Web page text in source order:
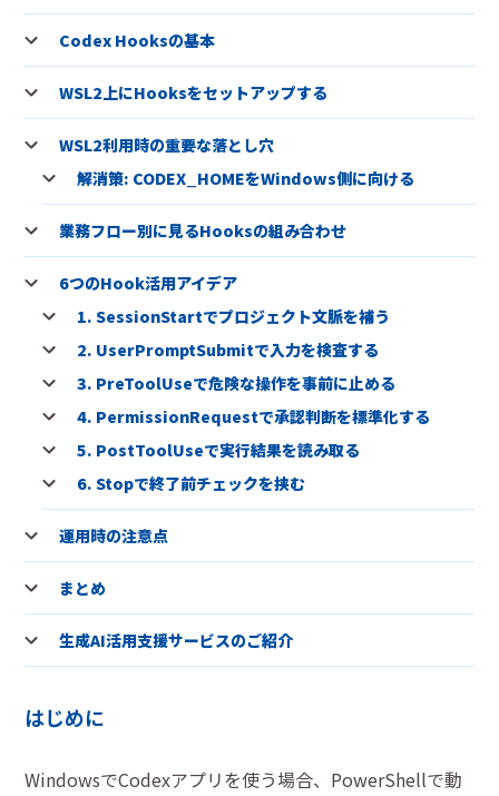
Codex Hooksの基本
WSL2上にHooksをセットアップする
WSL2利用時の重要な落とし穴
解消策: CODEX_HOMEをWindows側に向ける
業務フロー別に見るHooksの組み合わせ
6つのHook活用アイデア
1. SessionStartでプロジェクト文脈を補う
2. UserPromptSubmitで入力を検査する
3. PreToolUseで危険な操作を事前に止める
4. PermissionRequestで承認判断を標準化する
5. PostToolUseで実行結果を読み取る
6. Stopで終了前チェックを挟む
運用時の注意点
まとめ
生成AI活用支援サービスのご紹介
はじめに
WindowsでCodexアプリを使う場合、PowerShellで動